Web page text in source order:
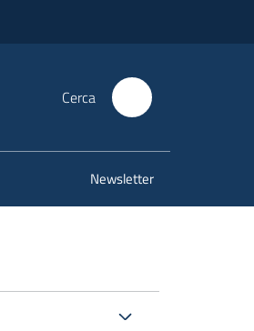
Cerca
Newsletter